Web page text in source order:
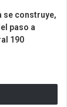
se construye,
paso a
190